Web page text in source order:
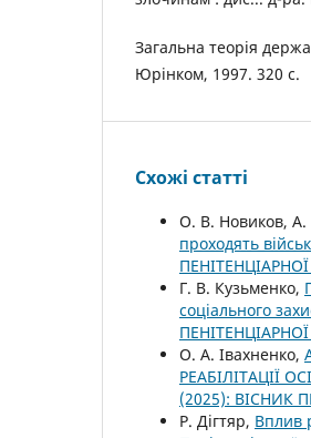
Загальна теорія
Юрінком, 1997. 320 с.
Схожі статті
О. В. Новиков,
проходять
Г. В. Кузьменко,
соціального
О. А. Івахненко,
РЕАБІЛІТАЦІЇ
(2025): ВІСНИК
Р. Дігтяр, Вплив